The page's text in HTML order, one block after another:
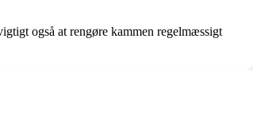
også at rengøre kammen regelmæssigt